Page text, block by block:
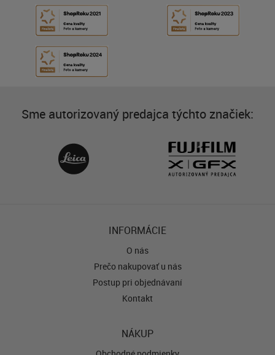
Sme autorizovaný predajca týchto značiek:
INFORMÁCIE
O nás
Prečo nakupovať u nás
Postup pri objednávaní
Kontakt
NÁKUP